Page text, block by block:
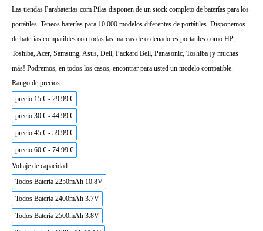
Las tiendas Parabaterias.com Pilas disponen de un stock completo de baterías para los
portátiles. Teneos baterías para 10.000 modelos diferentes de portátiles. Disponemos
de baterías compatibles con todas las marcas de ordenadores portátiles como HP,
Toshiba, Acer, Samsung, Asus, Dell, Packard Bell, Panasonic, Toshiba ¡y muchas
más! Podremos, en todos los casos, encontrar para usted un modelo compatible.
Rango de precios
precio 15 € - 29.99 €
precio 30 € - 44.99 €
precio 45 € - 59.99 €
precio 60 € - 74.99 €
Voltaje de capacidad
Todos Batería 2250mAh 10.8V
Todos Batería 2400mAh 3.7V
Todos Batería 2500mAh 3.8V